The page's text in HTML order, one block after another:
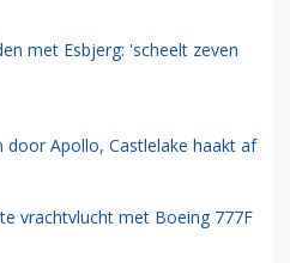
met Esbjerg: 'scheelt zeven
Apollo, Castlelake haakt af
vrachtvlucht met Boeing 777F